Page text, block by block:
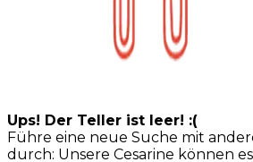
Ups! Der Teller ist leer! :(
Führe eine neue Suche mit
durch: Unsere Cesarine können